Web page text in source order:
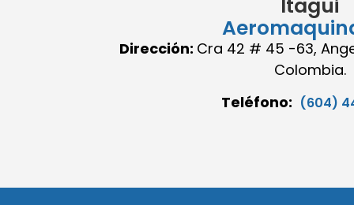
Itagüi
Dirección: Cra 42 # 45 -63,
Colombia.
Teléfono: (604)